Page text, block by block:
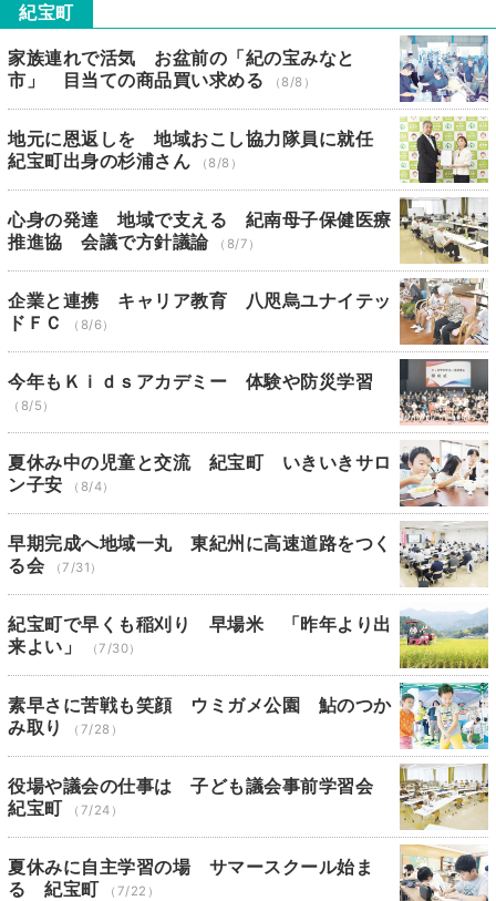
紀宝町
家族連れで活気 お盆前の「紀の宝みなと
市」 目当ての商品買い求める
（8/8）
地元に恩返しを 地域おこし協力隊員に就任
紀宝町出身の杉浦さん
（8/8）
心身の発達 地域で支える 紀南母子保健医療
推進協 会議で方針議論
（8/7）
企業と連携 キャリア教育 八咫烏ユナイテッ
ドＦＣ
（8/6）
今年もＫｉｄｓアカデミー 体験や防災学習
（8/5）
夏休み中の児童と交流 紀宝町 いきいきサロ
ン子安
（8/4）
早期完成へ地域一丸 東紀州に高速道路をつく
る会
（7/31）
紀宝町で早くも稲刈り 早場米 「昨年より出
来よい」
（7/30）
素早さに苦戦も笑顔 ウミガメ公園 鮎のつか
み取り
（7/28）
役場や議会の仕事は 子ども議会事前学習会
紀宝町
（7/24）
夏休みに自主学習の場 サマースクール始ま
る 紀宝町
（7/22）